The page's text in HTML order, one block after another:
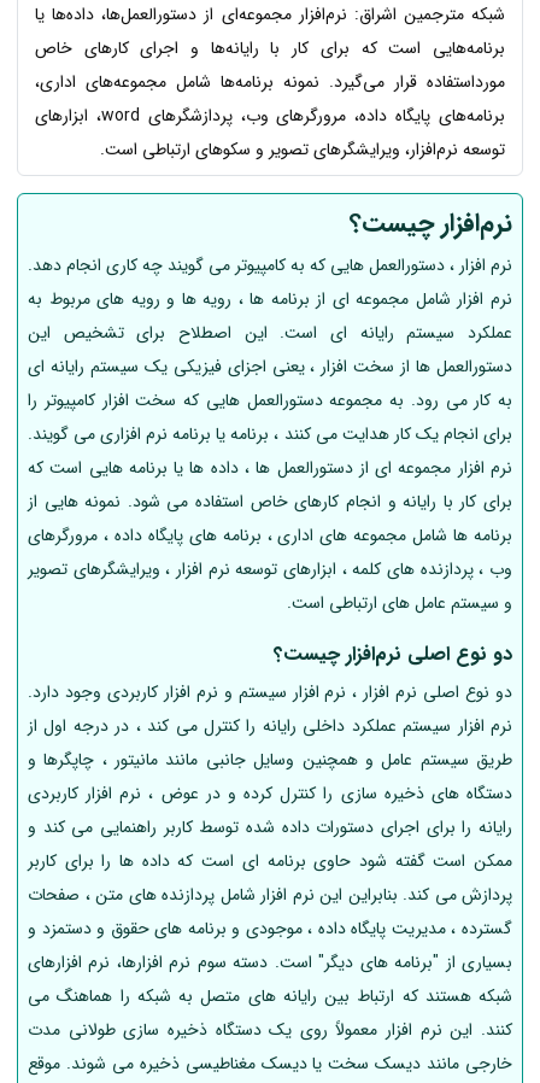
شبکه مترجمین اشراق: نرم‌افزار مجموعه‌ای از دستورالعمل‌ها، داده‌ها یا
برنامه‌هایی است که برای کار با رایانه‌ها و اجرای کارهای خاص
مورداستفاده قرار می‌گیرد. نمونه برنامه‌ها شامل مجموعه‌های اداری،
برنامه‌های پایگاه داده، مرورگرهای وب، پردازشگرهای word، ابزارهای
توسعه نرم‌افزار، ویرایشگرهای تصویر و سکوهای ارتباطی است.
نرم‌افزار چیست؟
نرم افزار ، دستورالعمل هایی که به کامپیوتر می گویند چه کاری انجام دهد.
نرم افزار شامل مجموعه ای از برنامه ها ، رویه ها و رویه های مربوط به
عملکرد سیستم رایانه ای است. این اصطلاح برای تشخیص این
دستورالعمل ها از سخت افزار ، یعنی اجزای فیزیکی یک سیستم رایانه ای
به کار می رود. به مجموعه دستورالعمل هایی که سخت افزار کامپیوتر را
برای انجام یک کار هدایت می کنند ، برنامه یا برنامه نرم افزاری می گویند.
نرم افزار مجموعه ای از دستورالعمل ها ، داده ها یا برنامه هایی است که
برای کار با رایانه و انجام کارهای خاص استفاده می شود. نمونه هایی از
برنامه ها شامل مجموعه های اداری ، برنامه های پایگاه داده ، مرورگرهای
وب ، پردازنده های کلمه ، ابزارهای توسعه نرم افزار ، ویرایشگرهای تصویر
و سیستم عامل های ارتباطی است.
دو نوع اصلی نرم‌افزار چیست؟
دو نوع اصلی نرم افزار ، نرم افزار سیستم و نرم افزار کاربردی وجود دارد.
نرم افزار سیستم عملکرد داخلی رایانه را کنترل می کند ، در درجه اول از
طریق سیستم عامل و همچنین وسایل جانبی مانند مانیتور ، چاپگرها و
دستگاه های ذخیره سازی را کنترل کرده و در عوض ، نرم افزار کاربردی
رایانه را برای اجرای دستورات داده شده توسط کاربر راهنمایی می کند و
ممکن است گفته شود حاوی برنامه ای است که داده ها را برای کاربر
پردازش می کند. بنابراین این نرم افزار شامل پردازنده های متن ، صفحات
گسترده ، مدیریت پایگاه داده ، موجودی و برنامه های حقوق و دستمزد و
بسیاری از "برنامه های دیگر" است. دسته سوم نرم افزارها، نرم افزارهای
شبکه هستند که ارتباط بین رایانه های متصل به شبکه را هماهنگ می
کنند. این نرم افزار معمولاً روی یک دستگاه ذخیره سازی طولانی مدت
خارجی مانند دیسک سخت یا دیسک مغناطیسی ذخیره می شوند. موقع